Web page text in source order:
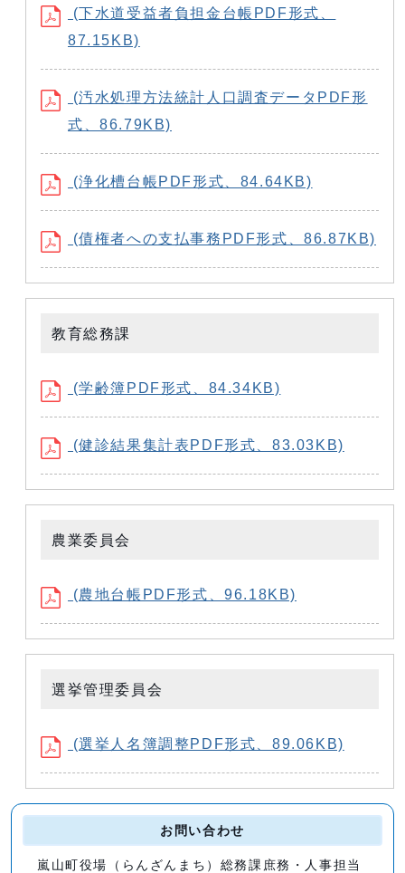
(下水道受益者負担金台帳PDF形式、
87.15KB)
(汚水処理方法統計人口調査データPDF形
式、86.79KB)
(浄化槽台帳PDF形式、84.64KB)
(債権者への支払事務PDF形式、86.87KB)
教育総務課
(学齢簿PDF形式、84.34KB)
(健診結果集計表PDF形式、83.03KB)
農業委員会
(農地台帳PDF形式、96.18KB)
選挙管理委員会
(選挙人名簿調整PDF形式、89.06KB)
お問い合わせ
嵐山町役場（らんざんまち）総務課庶務・人事担当